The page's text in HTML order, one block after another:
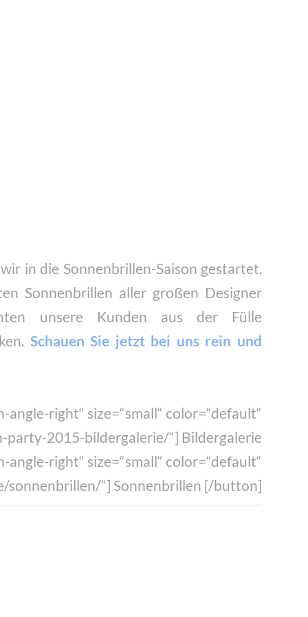
in die Sonnenbrillen-Saison gestartet.
Sonnenbrillen aller großen Designer
unsere Kunden aus der Fülle
Schauen Sie jetzt bei uns rein und
right“ size=“small“ color=“default“
2015-bildergalerie/“] Bildergalerie
right“ size=“small“ color=“default“
“] Sonnenbrillen [/button]